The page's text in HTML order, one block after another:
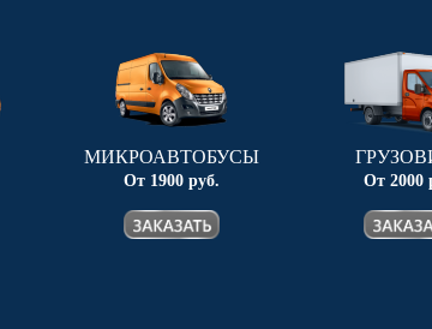
МИКРОАВТОБУСЫ
От 1900 руб. От 2000